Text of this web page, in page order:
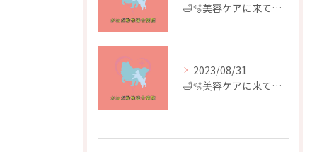
🛁🫧美容ケアに来てくれたお友達🫧🛁
2023/08/31
🛁🫧美容ケアに来てくれたお友達🫧🛁